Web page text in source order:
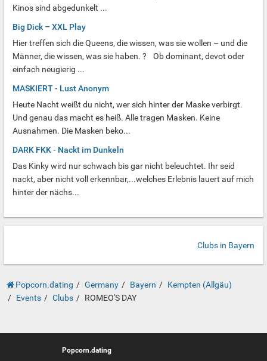
Kinos sind abgedunkelt ...
Big Dick – XXL Play
Hier treffen sich die Queens, die wissen, was sie wollen – und die
Männer, die wissen, was sie haben. ? Ob dominant, devot oder
einfach neugierig ...
MASKIERT - Lust Anonym
Heute Nacht weißt du nicht, wer sich hinter der Maske verbirgt.
Und genau das macht es heiß. Alle tragen Masken. Keine
Ausnahmen. Die Masken beko...
DARK FKK - Nackt im Dunkeln
Das Kinky wird nur schwach bis gar nicht beleuchtet. Ihr seid
nackt, aber nicht voll erkennbar,...welches Erlebnis lauert auf mich
hinter der nächs...
Clubs in Bayern
Popcorn.dating Germany Bayern
Kempten (Allgäu)
Events
Clubs ROMEO'S DAY
Popcorn.dating